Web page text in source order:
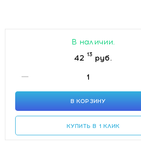
В наличии.
42 13 руб.
В КОРЗИНУ
КУПИТЬ В 1 КЛИК